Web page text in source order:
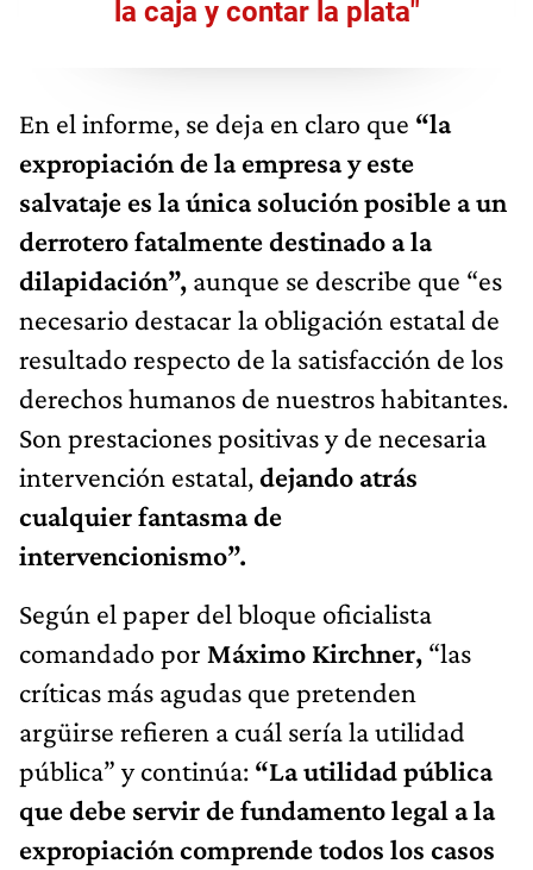
la caja y contar la plata"
En el informe, se deja en claro que “la
expropiación de la empresa y este
salvataje es la única solución posible a un
derrotero fatalmente destinado a la
dilapidación”, aunque se describe que “es
necesario destacar la obligación estatal de
resultado respecto de la satisfacción de los
derechos humanos de nuestros habitantes.
Son prestaciones positivas y de necesaria
intervención estatal,dejando atrás
cualquier fantasma de
intervencionismo”.
Según el paper del bloque oficialista
comandado por Máximo Kirchner, “las
críticas más agudas que pretenden
argüirse refieren a cuál sería la utilidad
pública” y continúa: “La utilidad pública
que debe servir de fundamento legal a la
expropiación comprende todos los casos